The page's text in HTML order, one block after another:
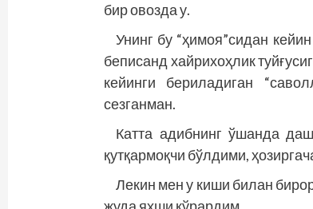
бир овозда у.
Унинг бу “ҳимоя”сидан
беписанд хайрихоҳлик
кейинги бериладиган
сезганман.
Катта адибнинг ўшанда
қутқармоқчи бўлдими,
Лекин мен у киши билан